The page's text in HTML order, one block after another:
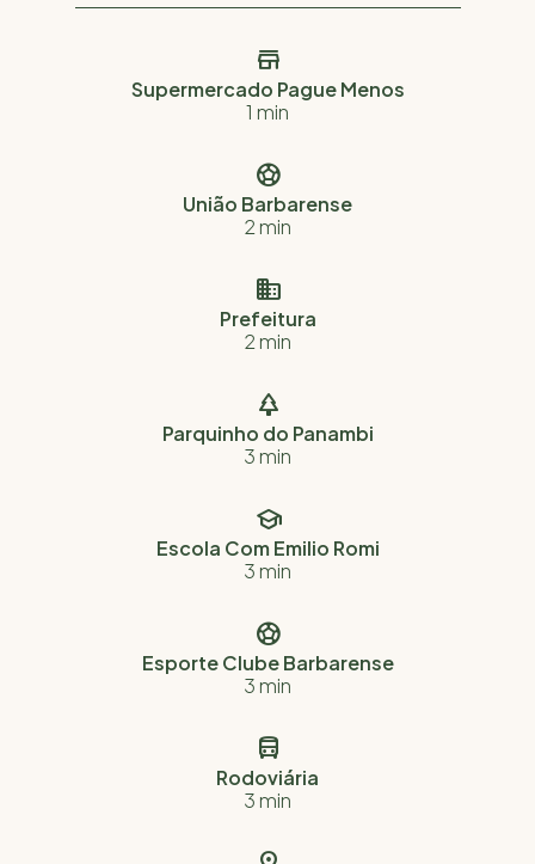

Supermercado Pague Menos
1 min

União Barbarense
2 min

Prefeitura
2 min

Parquinho do Panambi
3 min

Escola Com Emilio Romi
3 min

Esporte Clube Barbarense
3 min

Rodoviária
3 min